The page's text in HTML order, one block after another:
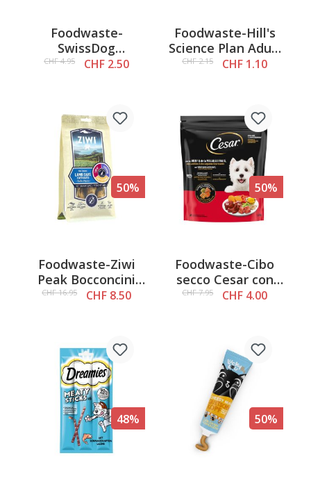
Foodwaste-
SwissDog
Healthy&Fresh
CHF 4.95 CHF 2.50
Foodwaste-Hill's
Science Plan Adult
Optimal Care,
CHF 2.15 CHF 1.10
50%
Foodwaste-Ziwi
Peak Bocconcini
orecchie di agnello
CHF 16.95 CHF 8.50
50%
Foodwaste-Cibo
secco Cesar con
carne di manzo e
CHF 7.95 CHF 4.00
48% 50%